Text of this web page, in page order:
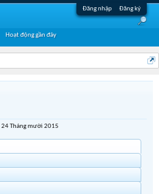
Đăng nhập Đăng ký
24 Tháng mười 2015
Hoạt động gần đây